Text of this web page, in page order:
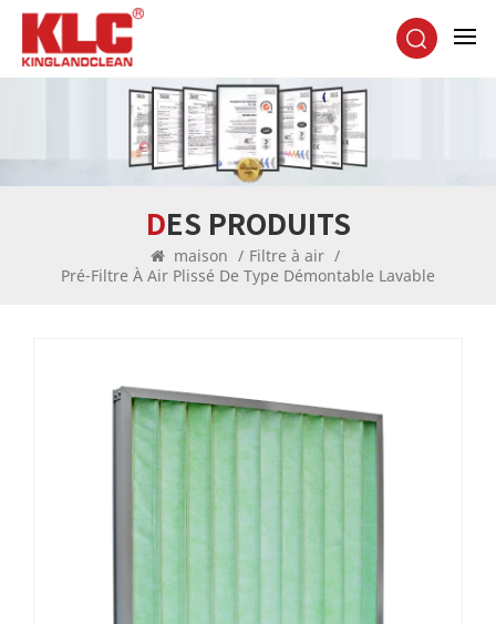
DES PRODUITS
maison / Filtre à air /
Pré-Filtre À Air Plissé De Type Démontable Lavable